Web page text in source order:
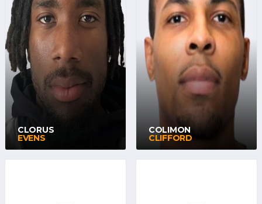
CLORUS
EVENS
COLIMON
CLIFFORD